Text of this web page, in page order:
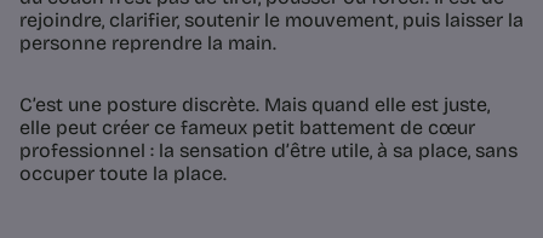
rejoindre, clarifier, soutenir le mouvement, puis laisser la
personne reprendre la main.
C’est une posture discrète. Mais quand elle est juste,
elle peut créer ce fameux petit battement de cœur
professionnel : la sensation d’être utile, à sa place, sans
occuper toute la place.